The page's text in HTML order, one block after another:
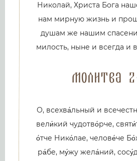
Николай, Христа Бога
нам мирную жизнь и
душам же нашим
милость, ныне и всегда и
Молитва
О, всехва́льный и
вели́кий чудотво́рче,
о́тче Нико́лае, челове́че
ра́бе, му́жу жела́ний,